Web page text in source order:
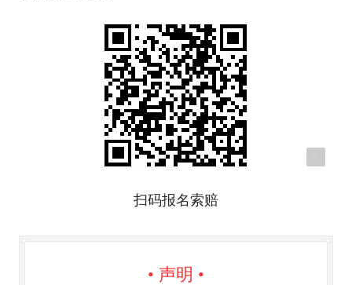
扫码报名索赔
• 声明 •